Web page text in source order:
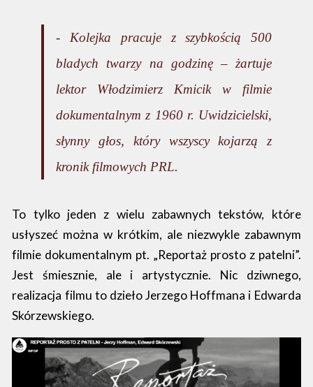
- Kolejka pracuje z szybkością 500
bladych twarzy na godzinę – żartuje
lektor Włodzimierz Kmicik w filmie
dokumentalnym z 1960 r. Uwidzicielski,
słynny głos, który wszyscy kojarzą z
kronik filmowych PRL.
To tylko jeden z wielu zabawnych tekstów, które
usłyszeć można w krótkim, ale niezwykle zabawnym
filmie dokumentalnym pt. „Reportaż prosto z patelni”.
Jest śmiesznie, ale i artystycznie. Nic dziwnego,
realizacja filmu to dzieło Jerzego Hoffmana i Edwarda
Skórzewskiego.